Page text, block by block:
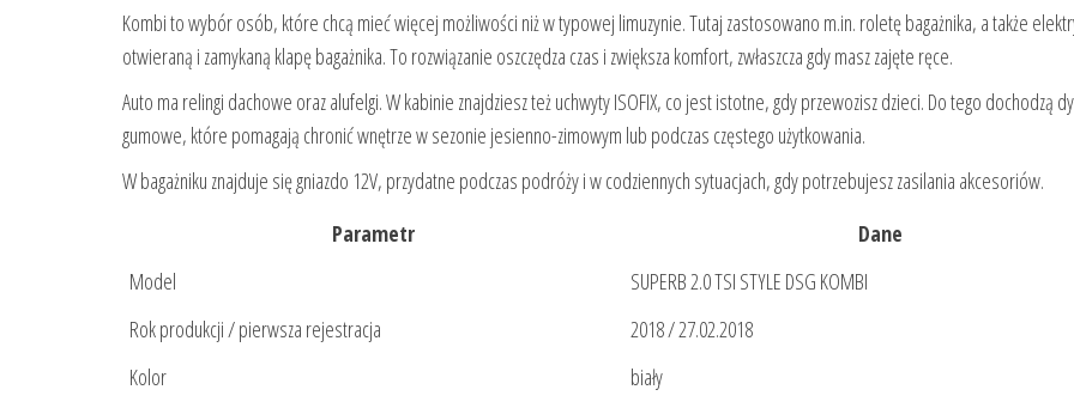
Kombi to wybór osób, które chcą mieć więcej możliwości niż w typowej limuzynie. Tutaj zastosowano m.in. roletę bagażnika, a także
otwieraną i zamykaną klapę bagażnika. To rozwiązanie oszczędza czas i zwiększa komfort, zwłaszcza gdy masz zajęte ręce.
Auto ma relingi dachowe oraz alufelgi. W kabinie znajdziesz też uchwyty ISOFIX, co jest istotne, gdy przewozisz dzieci. Do tego dochodzą
gumowe, które pomagają chronić wnętrze w sezonie jesienno-zimowym lub podczas częstego użytkowania.
W bagażniku znajduje się gniazdo 12V, przydatne podczas podróży i w codziennych sytuacjach, gdy potrzebujesz zasilania akcesoriów.
Parametr
Dane
Model
SUPERB 2.0 TSI STYLE DSG KOMBI
Rok produkcji / pierwsza rejestracja
2018 / 27.02.2018
Kolor
biały